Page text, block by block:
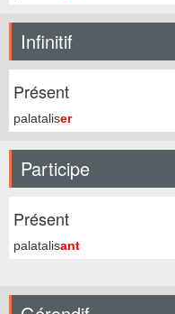
Infinitif
Présent
palataliser
Participe
Présent
palatalisant